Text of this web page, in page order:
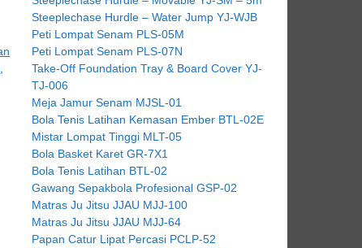
Steeplechase Hurdle – Water Jump YJ-WJB
Peti Lompat Senam PLS-05M
Peti Lompat Senam PLS-07N
Take-Off Foundation Tray & Board Cover YJ-
TJ-006
Meja Jamur Senam MJSL-01
Bola Tenis Latihan Kemasan Ember BTL-02E
Mistar Lompat Tinggi MLT-05
Bola Basket Karet GR-7X1
Bola Tenis Latihan BTL-02
Gawang Sepakbola Profesional GSP-02
Matras Ju Jitsu JJAU MJJ-100
Matras Ju Jitsu JJAU MJJ-64
Papan Catur Lipat Percasi PCLP-52